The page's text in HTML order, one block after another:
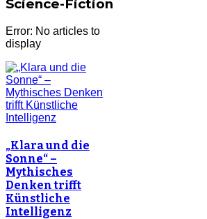
Science-Fiction
Error: No articles to
display
„Klara und die
Sonne“ –
Mythisches
Denken trifft
Künstliche
Intelligenz